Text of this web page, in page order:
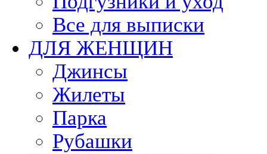
Все для выписки
ДЛЯ ЖЕНЩИН
Джинсы
Жилеты
Парка
Рубашки